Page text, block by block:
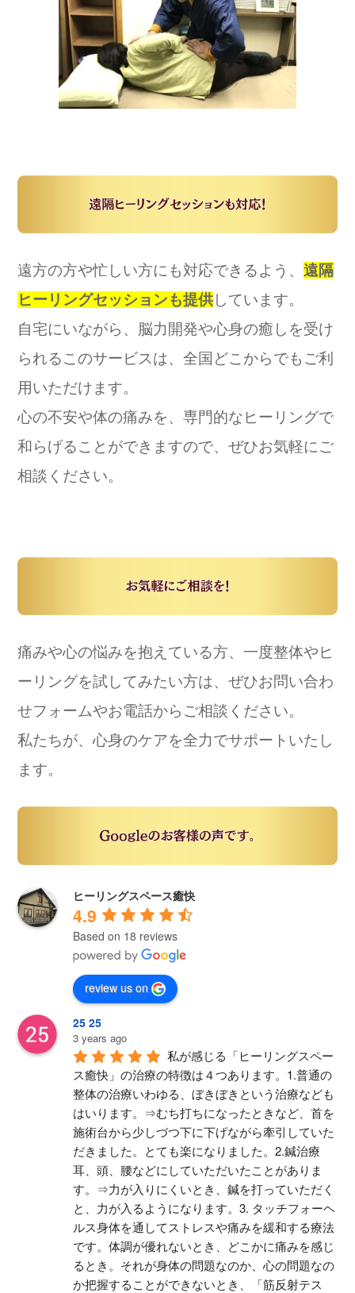
遠方の方や忙しい方にも対応できるよう、 遠隔
ヒーリングセッションも提供しています。
自宅にいながら、脳力開発や心身の癒しを受け
られるこのサービスは、全国どこからでもご利
用いただけます。
心の不安や体の痛みを、専門的なヒーリングで
和らげることができますので、ぜひお気軽にご
相談ください。
痛みや心の悩みを抱えている方、一度整体やヒ
ーリングを試してみたい方は、ぜひお問い合わ
せフォームやお電話からご相談ください。
私たちが、心身のケアを全力でサポートいたし
ます。
ヒーリングスペース癒快
4.9
Based on 18 reviews
review us on
25 25
3 years ago
私が感じる「ヒーリングスペー
ス癒快」の治療の特徴は４つあります。1.普通の
整体の治療いわゆる、ぼきぼきという治療なども
はいります。⇒むち打ちになったときなど、首を
施術台から少しづつ下に下げながら牽引していた
だきました。とても楽になりました。2.鍼治療
耳、頭、腰などにしていただいたことがありま
す。⇒力が入りにくいとき、鍼を打っていただく
と、力が入るようになります。3. タッチフォーヘ
ルス身体を通してストレスや痛みを緩和する療法
です。体調が優れないとき、どこかに痛みを感じ
るとき。それが身体の問題なのか、心の問題なの
か把握することができないとき、「筋反射テス